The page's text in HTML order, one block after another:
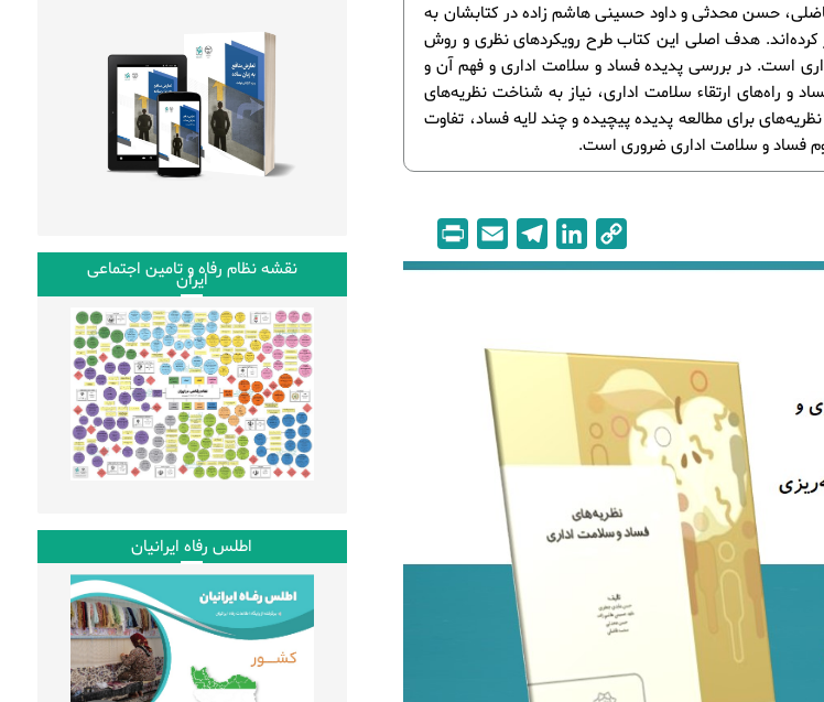
حسن محدثی و داود حسینی هاشم زاده در کتابشان به
کرده‌اند. هدف اصلی این کتاب طرح رویکردهای نظری و روش
است. در بررسی پدیده فساد و سلامت اداری و فهم آن و
و راه‌های ارتقاء سلامت اداری، نیاز به شناخت نظریه‌های
برای مطالعه پدیده پیچیده و چند لایه فساد، تفاوت
فساد و سلامت اداری ضروری است.
o
L
i
n
k
i
e
e
g
m
m
r
نقشه نظام رفاه و تامین اجتماعی
ایران
اطلس رفاه ایرانیان